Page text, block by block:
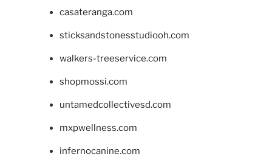
casateranga.com
sticksandstonesstudiooh.com
walkers-treeservice.com
shopmossi.com
untamedcollectivesd.com
mxpwellness.com
infernocanine.com